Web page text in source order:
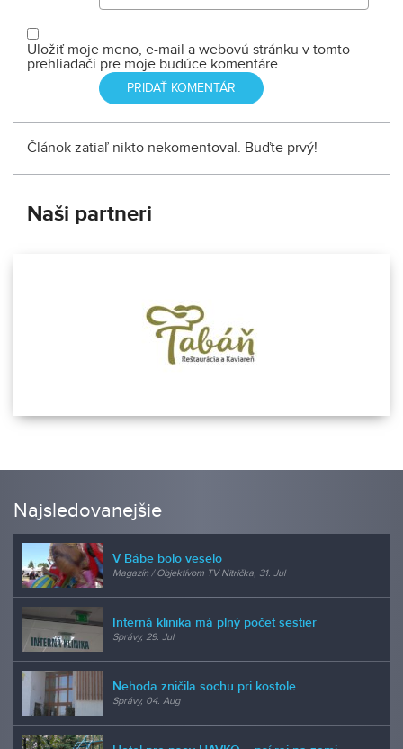
Uložiť moje meno, e-mail a webovú stránku v tomto
prehliadači pre moje budúce komentáre.
Článok zatiaľ nikto nekomentoval. Buďte prvý!
Naši partneri
Najsledovanejšie
V Bábe bolo veselo
Magazín / Objektívom TV Nitrička, 31. Jul
Interná klinika má plný počet sestier
Správy, 29. Jul
Nehoda zničila sochu pri kostole
Správy, 04. Aug